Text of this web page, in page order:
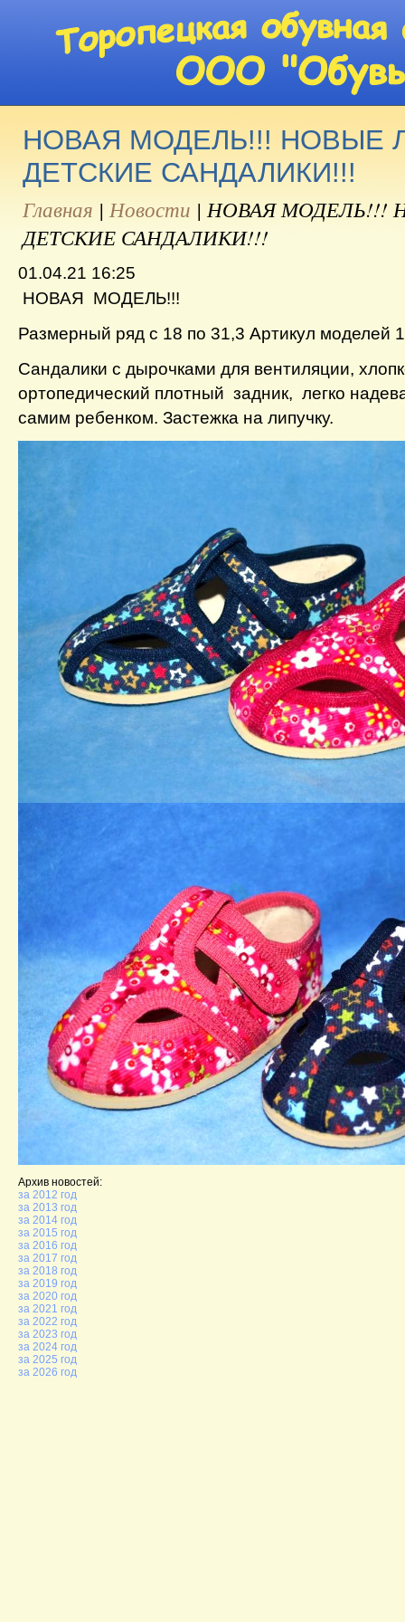
НОВАЯ МОДЕЛЬ!!! НОВЫЕ
ДЕТСКИЕ САНДАЛИКИ!!!
Главная | Новости | НОВАЯ МОДЕЛЬ!!!
ДЕТСКИЕ САНДАЛИКИ!!!
01.04.21 16:25
НОВАЯ МОДЕЛЬ!!!
Размерный ряд с 18 по 31,3 Артикул моделей
Сандалики с дырочками для вентиляции,
ортопедический плотный задник, легко
самим ребенком. Застежка на липучку.
Архив новостей:
за 2012 год
за 2013 год
за 2014 год
за 2015 год
за 2016 год
за 2017 год
за 2018 год
за 2019 год
за 2020 год
за 2021 год
за 2022 год
за 2023 год
за 2024 год
за 2025 год
за 2026 год